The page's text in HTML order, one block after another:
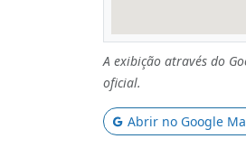
A exibição através do
oficial.
Abrir no Google